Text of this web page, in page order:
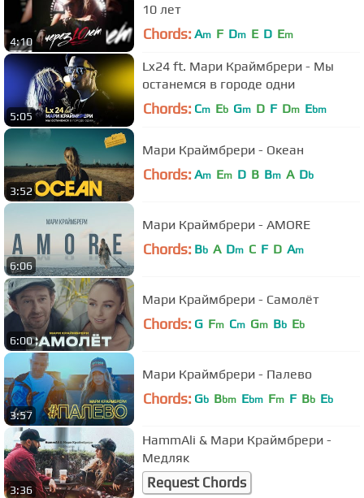
4:10
10 лет
Chords: Am F Dm E D Em
5:05
Lx24 ft. Мари Краймбрери - Мы
останемся в городе одни
Chords: Cm Eb Gm D F Dm Ebm
3:52
Мари Краймбрери - Океан
Chords: Am Em D B Bm A Db
6:06
Мари Краймбрери - AMORE
Chords: Bb A Dm C F D Am
6:00
Мари Краймбрери - Самолёт
Chords: G Fm Cm Gm Bb Eb
3:57
Мари Краймбрери - Палево
Chords: Gb Bbm Ebm Fm F Bb Eb
3:36
HammAli & Мари Краймбрери -
Медляк
Request Chords